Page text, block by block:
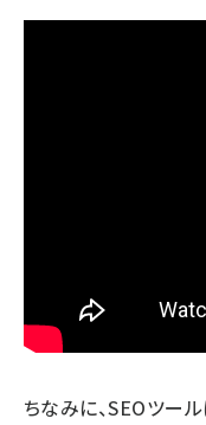
ちなみに、SEOツー